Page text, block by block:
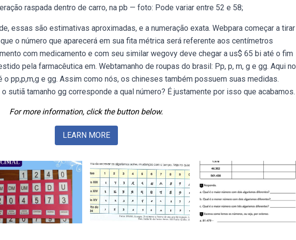
raspada dentro de carro, na pb — foto: Pode variar entre 52 e 58;
essas são estimativas aproximadas, e a numeração exata. Webpara começar a tirar
o número que aparecerá em sua fita métrica será referente aos centímetros
com medicamento e com seu similar wegovy deve chegar a us$ 65 bi até o fim
pela farmacêutica em. Webtamanho de roupas do brasil: Pp, p, m, g e gg. Aqui no
pp,p,m,g e gg. Assim como nós, os chineses também possuem suas medidas.
sutiã tamanho gg corresponde a qual número? É justamente por isso que acabamos.
For more information, click the button below.
LEARN MORE